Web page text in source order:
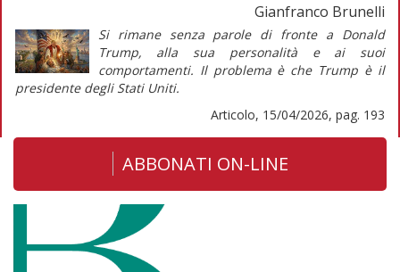
Gianfranco Brunelli
Si rimane senza parole di fronte a Donald
Trump, alla sua personalità e ai suoi
comportamenti. Il problema è che Trump è il
presidente degli Stati Uniti.
Articolo, 15/04/2026, pag. 193
ABBONATI ON-LINE